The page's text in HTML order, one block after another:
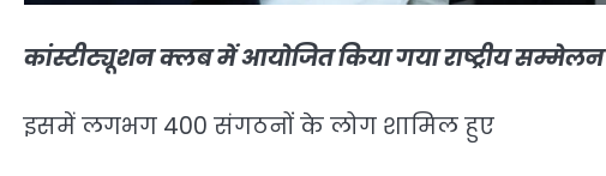
कांस्टीट्यूशन क्लब में आयोजित किया गया राष्ट्रीय सम्मेलन
इसमें लगभग 400 संगठनों के लोग शामिल हुए